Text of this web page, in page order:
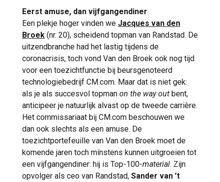
Eerst amuse, dan vijfgangendiner
Een plekje hoger vinden we Jacques van den
Broek (nr. 20), scheidend topman van Randstad. De
uitzendbranche had het lastig tijdens de
coronacrisis, toch vond Van den Broek ook nog tijd
voor een toezichtfunctie bij beursgenoteerd
technologiebedrijf CM.com. Maar dat is niet gek:
als je als succesvol topman on the way out bent,
anticipeer je natuurlijk alvast op de tweede carrière.
Het commissariaat bij CM.com beschouwen we
dan ook slechts als een amuse. De
toezichtportefeuille van Van den Broek moet de
komende jaren toch mínstens kunnen uitgroeien tot
een vijfgangendiner: hij is Top-100-material. Zijn
opvolger als ceo van Randstad, Sander van ’t